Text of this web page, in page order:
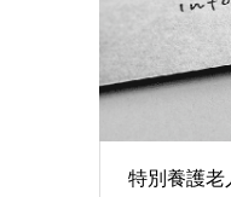
特別養護